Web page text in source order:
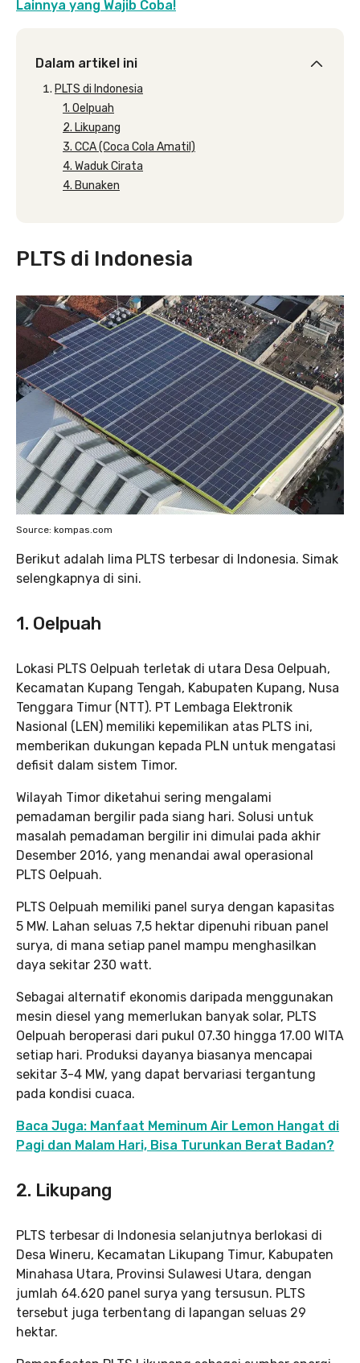
Lainnya yang Wajib Coba!
Dalam artikel ini
PLTS di Indonesia
1. Oelpuah
2. Likupang
3. CCA (Coca Cola Amatil)
4. Waduk Cirata
4. Bunaken
PLTS di Indonesia
Source: kompas.com
Berikut adalah lima PLTS terbesar di Indonesia. Simak
selengkapnya di sini.
1. Oelpuah
Lokasi PLTS Oelpuah terletak di utara Desa Oelpuah,
Kecamatan Kupang Tengah, Kabupaten Kupang, Nusa
Tenggara Timur (NTT). PT Lembaga Elektronik
Nasional (LEN) memiliki kepemilikan atas PLTS ini,
memberikan dukungan kepada PLN untuk mengatasi
defisit dalam sistem Timor.
Wilayah Timor diketahui sering mengalami
pemadaman bergilir pada siang hari. Solusi untuk
masalah pemadaman bergilir ini dimulai pada akhir
Desember 2016, yang menandai awal operasional
PLTS Oelpuah.
PLTS Oelpuah memiliki panel surya dengan kapasitas
5 MW. Lahan seluas 7,5 hektar dipenuhi ribuan panel
surya, di mana setiap panel mampu menghasilkan
daya sekitar 230 watt.
Sebagai alternatif ekonomis daripada menggunakan
mesin diesel yang memerlukan banyak solar, PLTS
Oelpuah beroperasi dari pukul 07.30 hingga 17.00 WITA
setiap hari. Produksi dayanya biasanya mencapai
sekitar 3-4 MW, yang dapat bervariasi tergantung
pada kondisi cuaca.
Baca Juga: Manfaat Meminum Air Lemon Hangat di
Pagi dan Malam Hari, Bisa Turunkan Berat Badan?
2. Likupang
PLTS terbesar di Indonesia selanjutnya berlokasi di
Desa Wineru, Kecamatan Likupang Timur, Kabupaten
Minahasa Utara, Provinsi Sulawesi Utara, dengan
jumlah 64.620 panel surya yang tersusun. PLTS
tersebut juga terbentang di lapangan seluas 29
hektar.